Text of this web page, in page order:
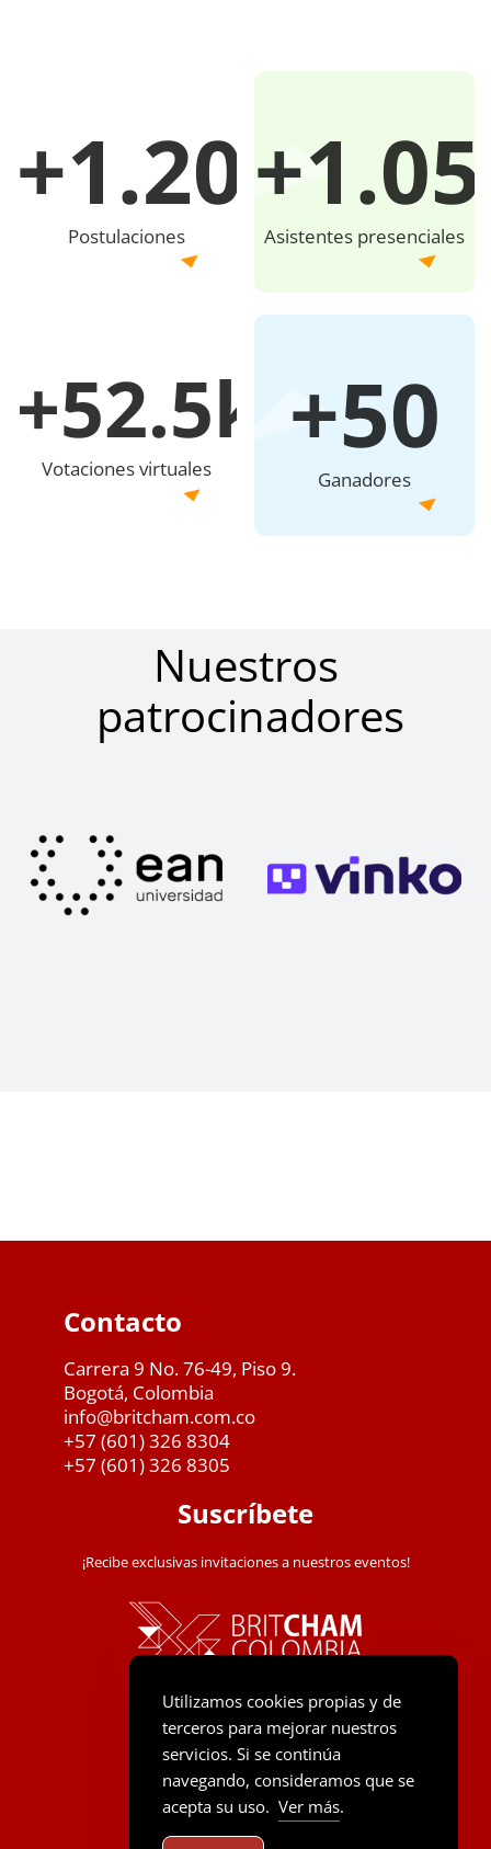
+1.200
Postulaciones Asistentes presenciales
+52.5k
Votaciones virtuales +50
Ganadores
Nuestros
patrocinadores
Contacto
Carrera 9 No. 76-49, Piso 9.
Bogotá, Colombia
info@britcham.com.co
+57 (601) 326 8304
+57 (601) 326 8305
Suscríbete
¡Recibe exclusivas invitaciones a nuestros eventos!
Utilizamos cookies propias y de
terceros para mejorar nuestros
servicios. Si se continúa
navegando, consideramos que se
acepta su uso. Ver más.